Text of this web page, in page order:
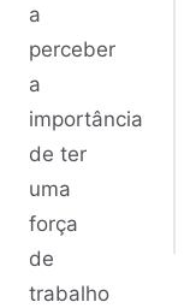
a
perceber
a
importância
de ter
uma
força
de
trabalho